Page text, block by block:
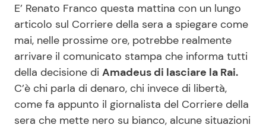
News benessere
Salute
Viaggi e Turismo
Festività
Primi Piatti
Ricette Facili e Veloci
Ricette Feste
Ricette per Bambini
E’ Renato Franco questa mattina con un lungo
articolo sul Corriere della sera a spiegare come
mai, nelle prossime ore, potrebbe realmente
arrivare il comunicato stampa che informa tutti
della decisione di Amadeus di lasciare la Rai.
C’è chi parla di denaro, chi invece di libertà,
come fa appunto il giornalista del Corriere della
sera che mette nero su bianco, alcune situazioni